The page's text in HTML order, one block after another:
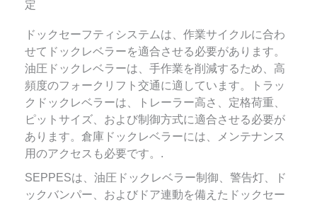
定
ドックセーフティシステムは、作業サイクルに合わ
せてドックレベラーを適合させる必要があります。
油圧ドックレベラーは、手作業を削減するため、高
頻度のフォークリフト交通に適しています。トラッ
クドックレベラーは、トレーラー高さ、定格荷重、
ピットサイズ、および制御方式に適合させる必要が
あります。倉庫ドックレベラーには、メンテナンス
用のアクセスも必要です。.
SEPPESは、油圧ドックレベラー制御、警告灯、ド
ックバンパー、およびドア連動を備えたドックセー